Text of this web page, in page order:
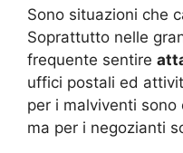
Sono situazioni che
Soprattutto nelle
frequente sentire
uffici postali ed
per i malviventi sono
ma per i negozianti